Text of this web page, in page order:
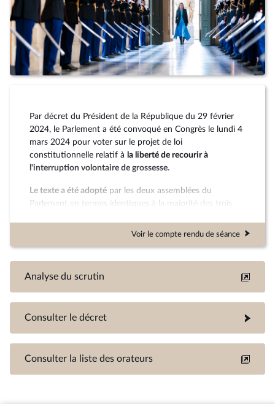
Par décret du Président de la République du 29 février
2024, le Parlement a été convoqué en Congrès le lundi 4
mars 2024 pour voter sur le projet de loi
constitutionnelle relatif à la liberté de recourir à
l'interruption volontaire de grossesse.
Le texte a été adopté par les deux assemblées du
Parlement en termes identiques à la majorité des trois
Voir le compte rendu de séance
Analyse du scrutin
Consulter le décret
Consulter la liste des orateurs